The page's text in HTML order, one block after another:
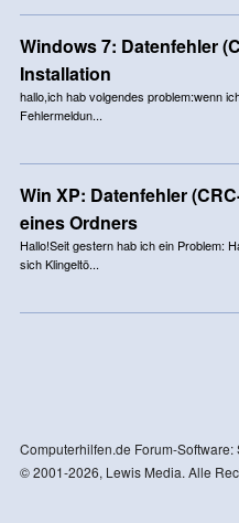
Windows 7: Datenfehler
Installation
hallo,ich hab volgendes problem:wenn
Fehlermeldun...
Win XP: Datenfehler
eines Ordners
Hallo!Seit gestern hab ich ein Problem:
sich Klingeltö...
Computerhilfen.de Forum-Software:
© 2001-2026, Lewis Media. Alle